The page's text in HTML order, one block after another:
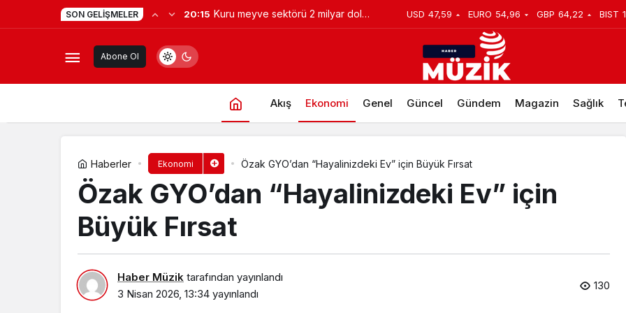
SON GELIŞMELER 17:15 Kadın arkadaşlıkları ruh sağlığını USD 47,59 EURO 54,96 GBP 64,22 BIST
Abone Ol
Akış Ekonomi Genel Güncel Gündem Magazin Sağlık
Haberler Ekonomi Özak GYO’dan “Hayalinizdeki Ev” için Büyük Fırsat
Özak GYO’dan “Hayalinizdeki Ev” için
Büyük Fırsat
Haber Müzik tarafından yayınlandı
3 Nisan 2026, 13:34 yayınlandı
130
Tüketici Fiyat Endeksi, Mart 2026